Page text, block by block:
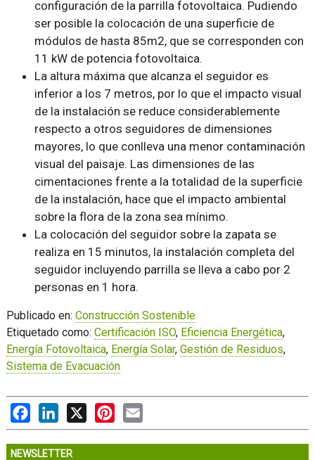
configuración de la parrilla fotovoltaica. Pudiendo
ser posible la colocación de una superficie de
módulos de hasta 85m2, que se corresponden con
11 kW de potencia fotovoltaica.
La altura máxima que alcanza el seguidor es
inferior a los 7 metros, por lo que el impacto visual
de la instalación se reduce considerablemente
respecto a otros seguidores de dimensiones
mayores, lo que conlleva una menor contaminación
visual del paisaje. Las dimensiones de las
cimentaciones frente a la totalidad de la superficie
de la instalación, hace que el impacto ambiental
sobre la flora de la zona sea mínimo.
La colocación del seguidor sobre la zapata se
realiza en 15 minutos, la instalación completa del
seguidor incluyendo parrilla se lleva a cabo por 2
personas en 1 hora.
Publicado en: Construcción Sostenible
Etiquetado como: Certificación ISO, Eficiencia Energética,
Energía Fotovoltaica, Energía Solar, Gestión de Residuos,
Sistema de Evacuación
FacebookLinkedIn
X PinterestEmail
NEWSLETTER